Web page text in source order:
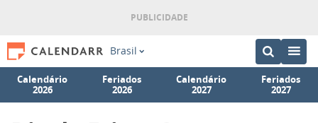
Brasil
Calendário
2026
Feriados
2026
Calendário
2027
Feriados
2027